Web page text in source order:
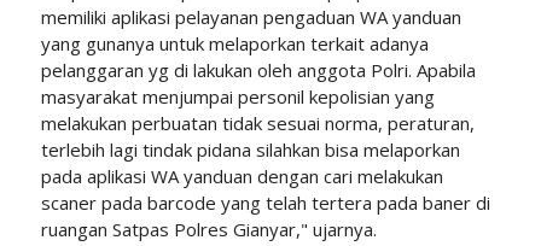
memiliki aplikasi pelayanan pengaduan WA yanduan
yang gunanya untuk melaporkan terkait adanya
pelanggaran yg di lakukan oleh anggota Polri. Apabila
masyarakat menjumpai personil kepolisian yang
melakukan perbuatan tidak sesuai norma, peraturan,
terlebih lagi tindak pidana silahkan bisa melaporkan
pada aplikasi WA yanduan dengan cari melakukan
scaner pada barcode yang telah tertera pada baner di
ruangan Satpas Polres Gianyar," ujarnya.